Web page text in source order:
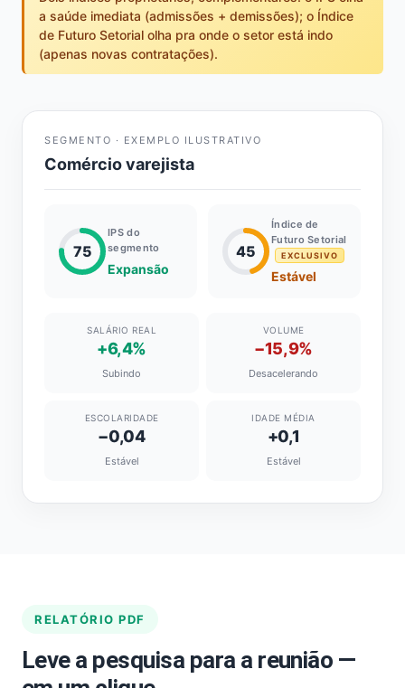
a saúde imediata (admissões + demissões); o Índice
de Futuro Setorial olha pra onde o setor está indo
(apenas novas contratações).
SEGMENTO · EXEMPLO ILUSTRATIVO
Comércio varejista
75
IPS do
segmento
Expansão
45
Índice de
Futuro Setorial
EXCLUSIVO
Estável
SALÁRIO REAL
+6,4%
Subindo
VOLUME
−15,9%
Desacelerando
ESCOLARIDADE
−0,04
Estável
IDADE MÉDIA
+0,1
Estável
RELATÓRIO PDF
Leve a pesquisa para a reunião —